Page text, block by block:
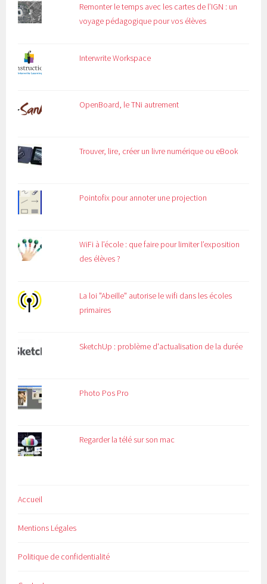
Remonter le temps avec les cartes de l’IGN : un
voyage pédagogique pour vos élèves
Interwrite Workspace
OpenBoard, le TNi autrement
Trouver, lire, créer un livre numérique ou eBook
Pointofix pour annoter une projection
WiFi à l’école : que faire pour limiter l’exposition
des élèves ?
La loi "Abeille" autorise le wifi dans les écoles
primaires
SketchUp : problème d'actualisation de la durée
Photo Pos Pro
Regarder la télé sur son mac
Accueil
Mentions Légales
Politique de confidentialité